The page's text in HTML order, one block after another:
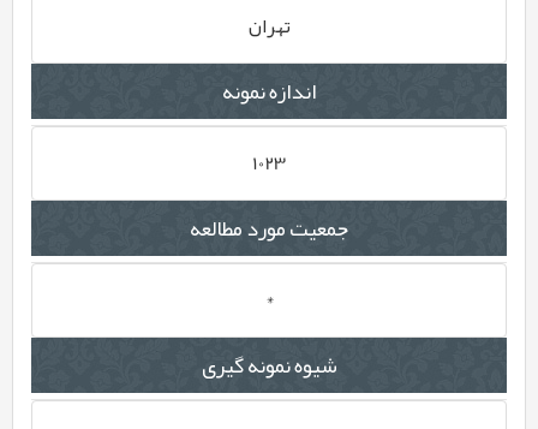
تهران
اندازه نمونه
1023
جمعیت مورد مطالعه
*
شیوه نمونه گیری